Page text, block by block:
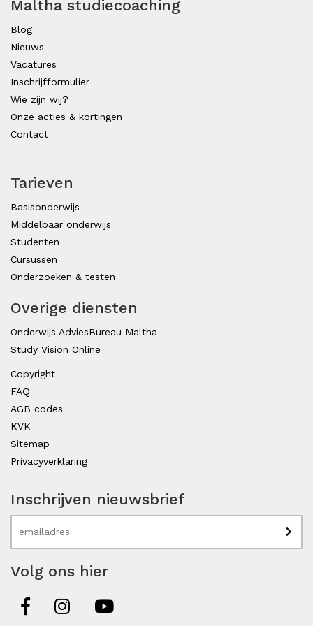
Maltha studiecoaching
Blog
Nieuws
Vacatures
Inschrijfformulier
Wie zijn wij?
Onze acties & kortingen
Contact
Tarieven
Basisonderwijs
Middelbaar onderwijs
Studenten
Cursussen
Onderzoeken & testen
Overige diensten
Onderwijs AdviesBureau Maltha
Study Vision Online
Copyright
FAQ
AGB codes
KVK
Sitemap
Privacyverklaring
Inschrijven nieuwsbrief
Volg ons hier